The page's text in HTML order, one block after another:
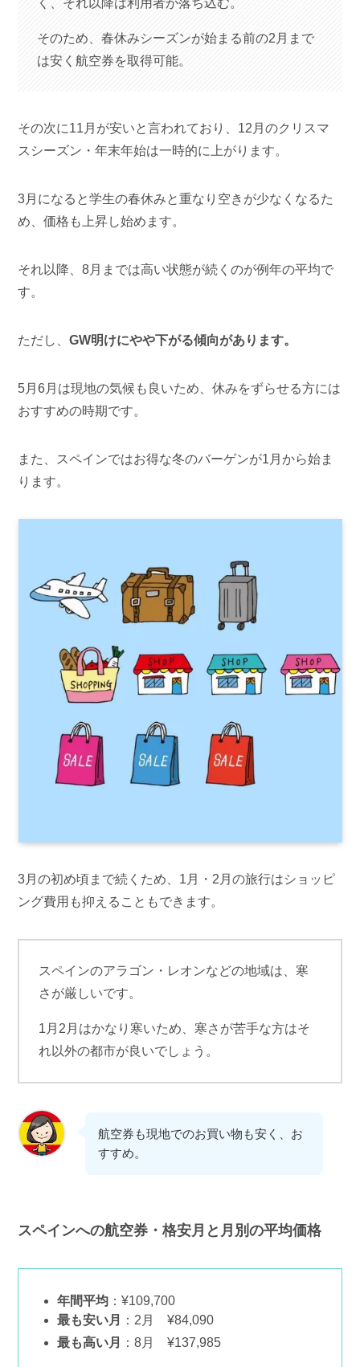
そのため、春休みシーズンが始まる前の2月まで
は安く航空券を取得可能。
その次に11月が安いと言われており、12月のクリスマ
スシーズン・年末年始は一時的に上がります。
3月になると学生の春休みと重なり空きが少なくなるた
め、価格も上昇し始めます。
それ以降、8月までは高い状態が続くのが例年の平均で
す。
ただし、GW明けにやや下がる傾向があります。
5月6月は現地の気候も良いため、休みをずらせる方には
おすすめの時期です。
また、スペインではお得な冬のバーゲンが1月から始ま
ります。
3月の初め頃まで続くため、1月・2月の旅行はショッピ
ング費用も抑えることもできます。
スペインのアラゴン・レオンなどの地域は、寒
さが厳しいです。
1月2月はかなり寒いため、寒さが苦手な方はそ
れ以外の都市が良いでしょう。
航空券も現地でのお買い物も安く、お
すすめ。
スペインへの航空券・格安月と月別の平均価格
年間平均 ：¥109,700
最も安い月
：2月 ¥84,090
最も高い月
：8月 ¥137,985